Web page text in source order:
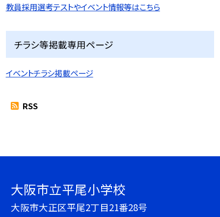
教員採用選考テストやイベント情報等はこちら
チラシ等掲載専用ページ
イベントチラシ掲載ページ
RSS
大阪市立平尾小学校
大阪市大正区平尾2丁目21番28号